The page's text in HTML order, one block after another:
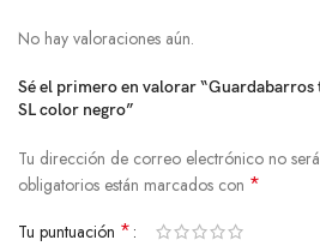
No hay valoraciones aún.
Sé el primero en valorar
SL color negro”
Tu dirección de correo electrónico no
obligatorios están marcados con *
Tu puntuación *